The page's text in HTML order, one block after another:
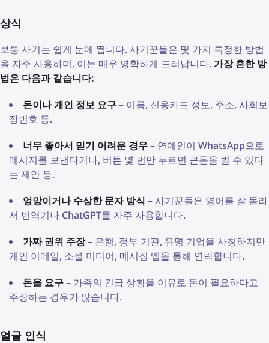
상식
보통 사기는 쉽게 눈에 띕니다. 사기꾼들은 몇 가지 특정한 방법
을 자주 사용하며, 이는 매우 명확하게 드러납니다. 가장 흔한 방
법은 다음과 같습니다:
돈이나 개인 정보 요구– 이름, 신용카드 정보, 주소, 사회보
장번호 등.
너무 좋아서 믿기 어려운 경우– 연예인이 WhatsApp으로
메시지를 보낸다거나, 버튼 몇 번만 누르면 큰돈을 벌 수 있다
는 제안 등.
엉망이거나 수상한 문자 방식 – 사기꾼들은 영어를 잘 몰라
서 번역기나 ChatGPT를 자주 사용합니다.
가짜 권위 주장– 은행, 정부 기관, 유명 기업을 사칭하지만
개인 이메일, 소셜 미디어, 메시징 앱을 통해 연락합니다.
돈을 요구– 가족의 긴급 상황을 이유로 돈이 필요하다고
주장하는 경우가 많습니다.
얼굴 인식